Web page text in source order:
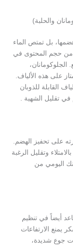
هضمها، بل تمتص الماء
من حجم المحتوى في
الجلوكومانان،
على هذه الألياف.
القابلة للذوبان
على تحفيز الهضم.
وتقليل الرغبة
اليومي من
أيضاً في تنظيم
يمنع الارتفاعات
جوع شديدة،